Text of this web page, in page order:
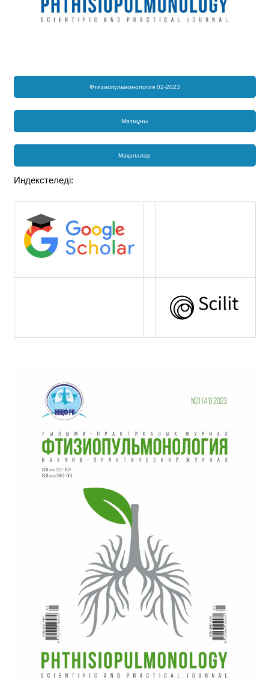
Фтизиопульмонология 02-2023
Мазмұны
Мақалалар
Индекстеледі: